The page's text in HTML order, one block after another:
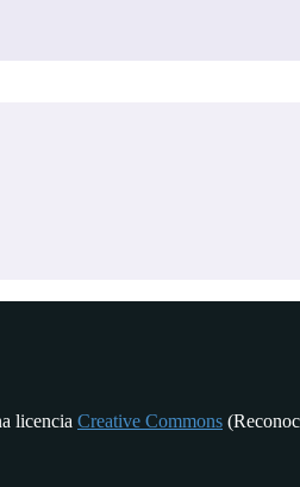
licencia Creative Commons